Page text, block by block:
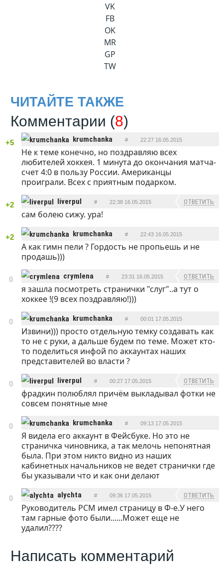
VK
FB
OK
MR
GP
TW
ЧИТАЙТЕ ТАКЖЕ
Комментарии (8)
+5 krumchanka # 22:27 16.05.2015
Не к теме конечно, но поздравляю всех
любителей хоккея. 1 минута до окончания матча-
счет 4:0 в пользу России. Американцы
проиграли. Всех с приятным подарком.
+2 liverpul # 22:38 16.05.2015 ОТВЕТИТЬ
сам болею сижу. ура!
+2 krumchanka # 22:43 16.05.2015
ОТВЕТИТЬ
А как гимн пели ? Гордость не пропьешь и не
продашь)))
0 crymlena # 23:31 16.05.2015 ОТВЕТИТЬ
я зашла посмотреть странички "слуг"..а тут о
хоккее !(9 всех поздравляю!)))
0 krumchanka # 00:01 17.05.2015
ОТВЕТИТЬ
Извини))) просто отдельную темку создавать как
то не с руки, а дальше будем по теме. Может кто-
то поделиться инфой по аккаунтах наших
представителей во власти ?
0 liverpul # 00:27 17.05.2015 ОТВЕТИТЬ
фрадкин полюблял причём выкладывал фотки не
совсем понятные мне
0 krumchanka # 09:13 17.05.2015
ОТВЕТИТЬ
Я видела его аккаунт в Фейсбуке. Но это не
страничка чиновника, а так мелочь непонятная
была. При этом никто видно из наших
кабинетных начальников не ведет странички где
бы указывали что и как они делают
0 alychta # 09:36 17.05.2015 ОТВЕТИТЬ
Руководитель РСМ имел страницу в Ф-е.У него
там гарные фото были......Может еще не
удалил????
Написать комментарий